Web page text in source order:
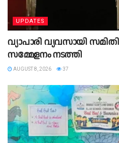
UPDATES
വ്യാപാരി വ്യവസായി
സമ്മേളനം നടത്തി
AUGUST 8, 2026 37